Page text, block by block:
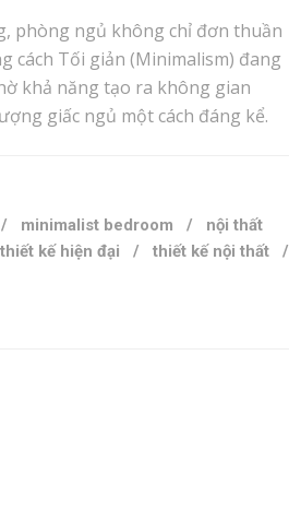
phòng ngủ không chỉ đơn thuần
cách Tối giản (Minimalism) đang
khả năng tạo ra không gian
giấc ngủ một cách đáng kể.
minimalist bedroom / nội thất
thiết kế hiện đại / thiết kế nội thất /